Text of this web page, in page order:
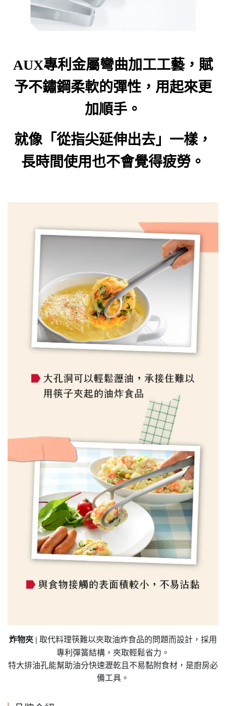
AUX專利金屬彎曲加工工藝，賦
予不鏽鋼柔軟的彈性，用起來更
加順手。
就像「從指尖延伸出去」一樣，
長時間使用也不會覺得疲勞。
炸物夾 | 取代料理筷難以夾取油炸食品的問題而設計，採用
專利彈簧結構，夾取輕鬆省力。
特大排油孔能幫助油分快速瀝乾且不易黏附食材，是廚房必
備工具。